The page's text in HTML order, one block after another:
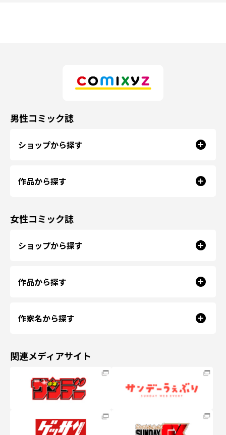
男性コミック誌
ショップから探す
作品から探す
女性コミック誌
ショップから探す
作品から探す
作家名から探す
関連メディアサイト